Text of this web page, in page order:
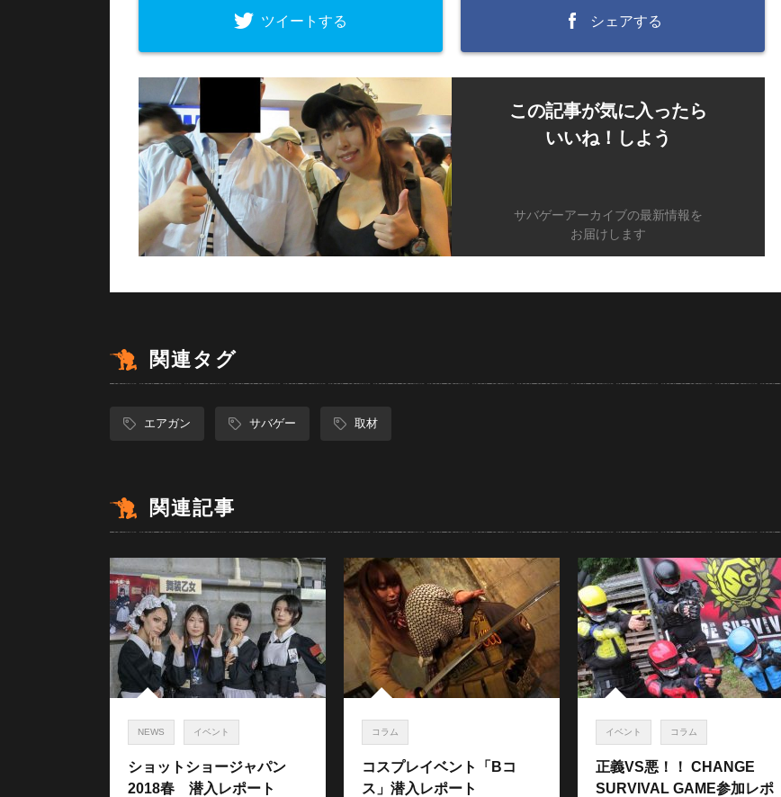
ツイートする シェアする
この記事が気に入ったら
いいね！しよう
サバゲーアーカイブの最新情報を
お届けします
関連タグ
エアガン サバゲー 取材
関連記事
NEWS イベント
ショットショージャパン
2018春 潜入レポート
コラム
コスプレイベント「Bコ
ス」潜入レポート
イベント コラム
正義VS悪！！ CHANGE
SURVIVAL GAME参加レポ